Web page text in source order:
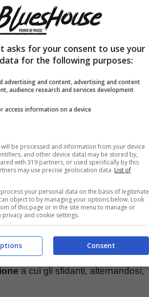
funziona sempre nella
a cui gli sfidanti, alternandosi,
asks for your consent to use your
for the following purposes:
advertising and content, advertising and content
audience research and services development
access information on a device
be processed and information from your device
and other device data) may be stored by,
with 319 partners, or used specifically by this
may use precise geolocation data. List of
your personal data on the basis of legitimate
object to by managing your options below. Look
of this page or in the site menu to manage or
and cookie settings.
Consent